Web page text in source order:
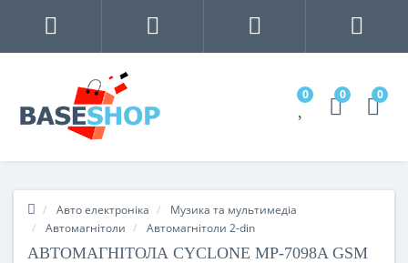
0 0 0
Авто електроніка
Музика та мультимедіа
Автомагнітоли
Автомагнітоли 2-din
АВТОМАГНІТОЛА CYCLONE MP-7098A GSM